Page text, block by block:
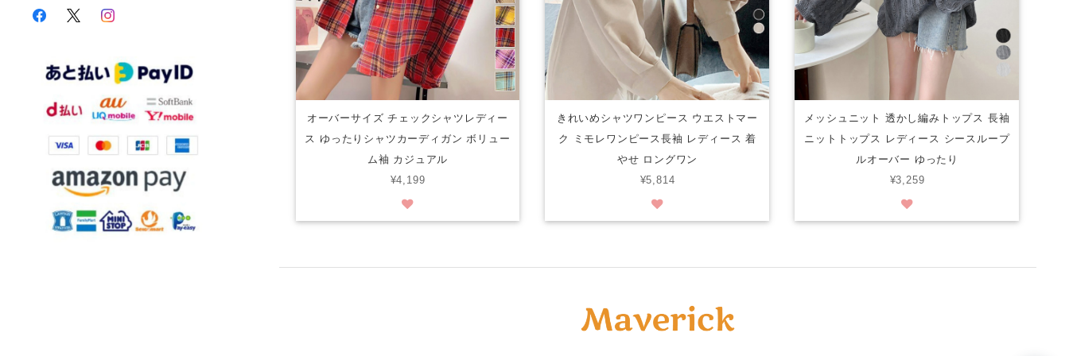
オーバーサイズ チェックシャツレディー
ス ゆったりシャツカーディガン ボリュー
ム袖 カジュアル
¥4,199
きれいめシャツワンピース ウエストマー
ク ミモレワンピース長袖 レディース 着
やせ ロングワン
¥5,814
メッシュニット 透かし編みトップス 長袖
ニットトップス レディース シースループ
ルオーバー ゆったり
¥3,259